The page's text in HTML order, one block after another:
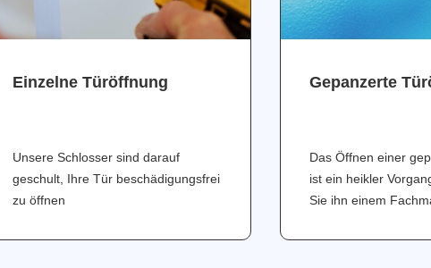
Einzelne Türöffnung
Unsere Schlosser sind darauf
geschult, Ihre Tür beschädigungsfrei
zu öffnen
Gepanzerte
Das Öffnen einer
ist ein heikler
Sie ihn einem